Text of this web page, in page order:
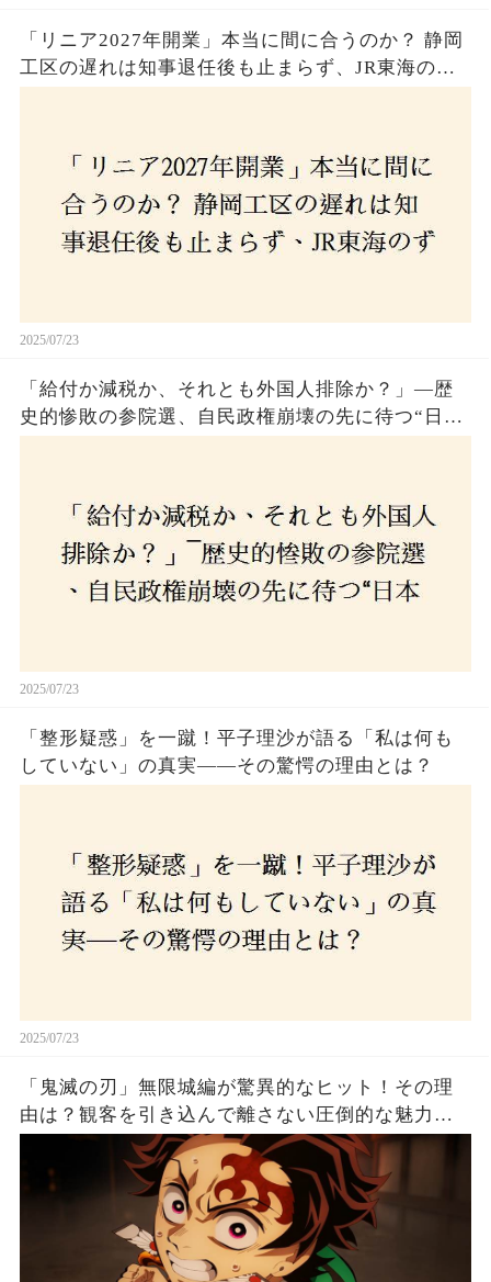
「リニア2027年開業」本当に間に合うのか？ 静岡
工区の遅れは知事退任後も止まらず、JR東海のず
2025/07/23
「給付か減税か、それとも外国人排除か？」―歴
史的惨敗の参院選、自民政権崩壊の先に待つ“日本
2025/07/23
「整形疑惑」を一蹴！平子理沙が語る「私は何も
していない」の真実——その驚愕の理由とは？
2025/07/23
「鬼滅の刃」無限城編が驚異的なヒット！その理
由は？観客を引き込んで離さない圧倒的な魅力と